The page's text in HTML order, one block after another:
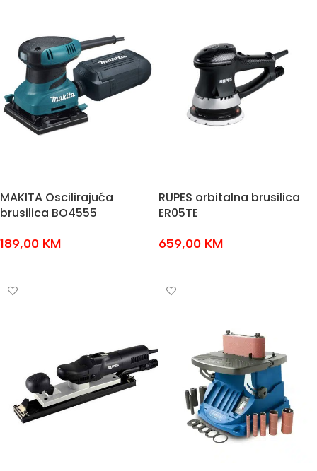
MAKITA Oscilirajuća
brusilica BO4555
189,00 KM
RUPES orbitalna brusilica
ER05TE
659,00 KM